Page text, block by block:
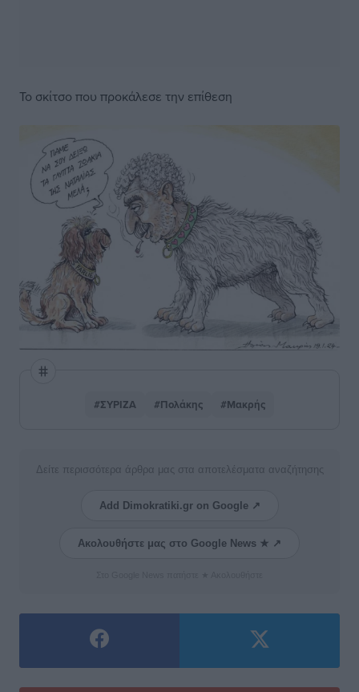
Το σκίτσο που προκάλεσε την επίθεση
#ΣΥΡΙΖΑ #Πολάκης #Μακρής
Δείτε περισσότερα άρθρα μας στα αποτελέσματα αναζήτησης
Add Dimokratiki.gr on Google ↗
Ακολουθήστε μας στο Google News ★ ↗